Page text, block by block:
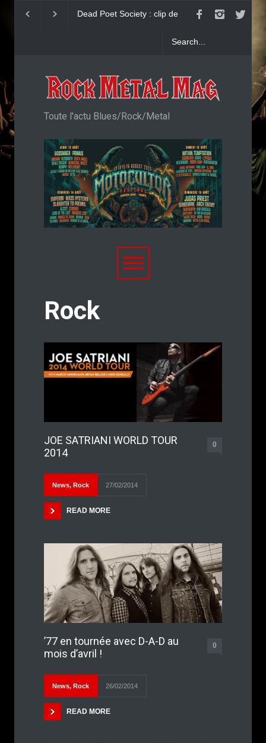
: clip de
KAI HANSEN : Single
Accept : Single
imaginé
Toute l'actu Blues/Rock/Metal
Rock
JOE SATRIANI WORLD TOUR
2014
0
News, Rock 27/02/2014
READ MORE
’77 en tournée avec D-A-D au
mois d’avril !
0
News, Rock 26/02/2014
READ MORE